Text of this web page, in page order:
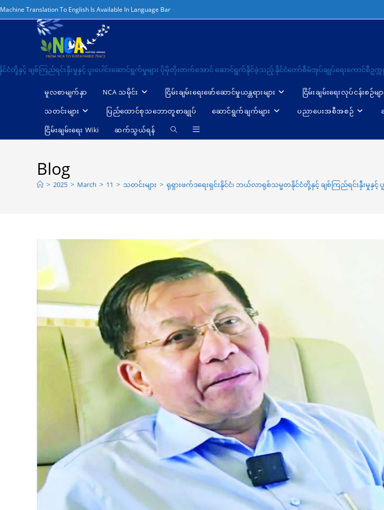
Machine Translation To English Is Available In Language Bar
တို့နှင့် ချစ်ကြည်ရင်းနှီးမှုနှင့် ပူးပေါင်းဆောင်ရွက်မှုများ ပိုမိုတိုးတက်အောင် ဆောင်ရွက်နိုင်ခဲ့သည့် နိုင်ငံတော်စီမံအုပ်ချုပ်ရေးကောင်စီဥက္ကဋ္
မူလစာမျက်နှာ NCA သမိုင်း ငြိမ်းချမ်းရေးဖော်‌ဆောင်မှုယန္တရားများ ငြိမ်းချမ်းရေးလုပ်ငန်းစဉ်မျာ
သတင်းများ ပြည်ထောင်စုသဘောတူစာချုပ် ဆောင်ရွက်ချက်များ ပညာပေးအစီအစဉ်
ငြိမ်းချမ်းရေး Wiki ဆက်သွယ်ရန်
Blog
> 2025 > March > 11 > သတင်းများ > ရုရှားဖက်ဒရေးရှင်းနိုင်ငံ၊ ဘယ်လာရုစ်သမ္မတနိုင်ငံတို့နှင့် ချစ်ကြည်ရင်းနှီးမှုနှင့်